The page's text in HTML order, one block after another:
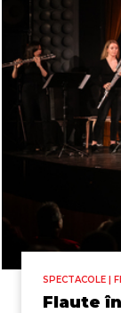
SPECTACOLE |
Flaute